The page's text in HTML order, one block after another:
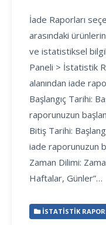
İade Raporları
arasındaki
ve istatistiksel
Paneli > İstatistik
alanından iade
Başlangıç Tarihi:
raporunuzun
Bitiş Tarihi:
iade raporunuzun
Zaman Dilimi:
Haftalar, Günler”…
İSTATISTIK